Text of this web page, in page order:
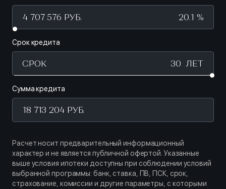
Расчет носит предварительный информационный
характер и не является публичной офертой. Указанные
выше условия ипотеки доступны при соблюдении условий
выбранной программы: банк, ставка, ПВ, ПСК, срок,
страхование, комиссии и другие параметры, с которыми
20.1 %
Срок кредита
СРОК
Сумма кредита